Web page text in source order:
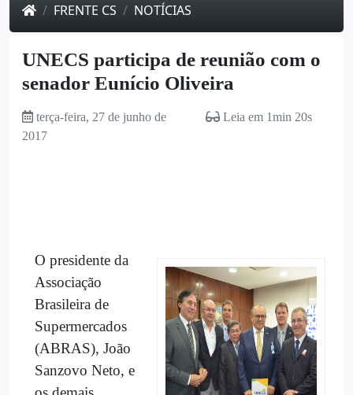
FRENTE CS NOTÍCIAS
UNECS participa de reunião com o
senador Eunício Oliveira
terça-feira, 27 de junho de
2017
Leia em 1min 20s
O presidente da
Associação
Brasileira de
Supermercados
(ABRAS), João
Sanzovo Neto, e